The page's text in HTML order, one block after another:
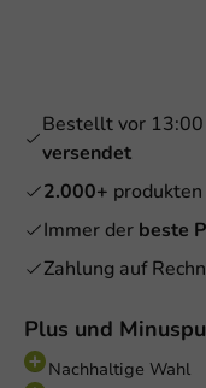
Plus und
Nachhaltige Wahl
Bestellt vor 13:00
versendet
2.000+ produkten
Immer der beste
Zahlung auf